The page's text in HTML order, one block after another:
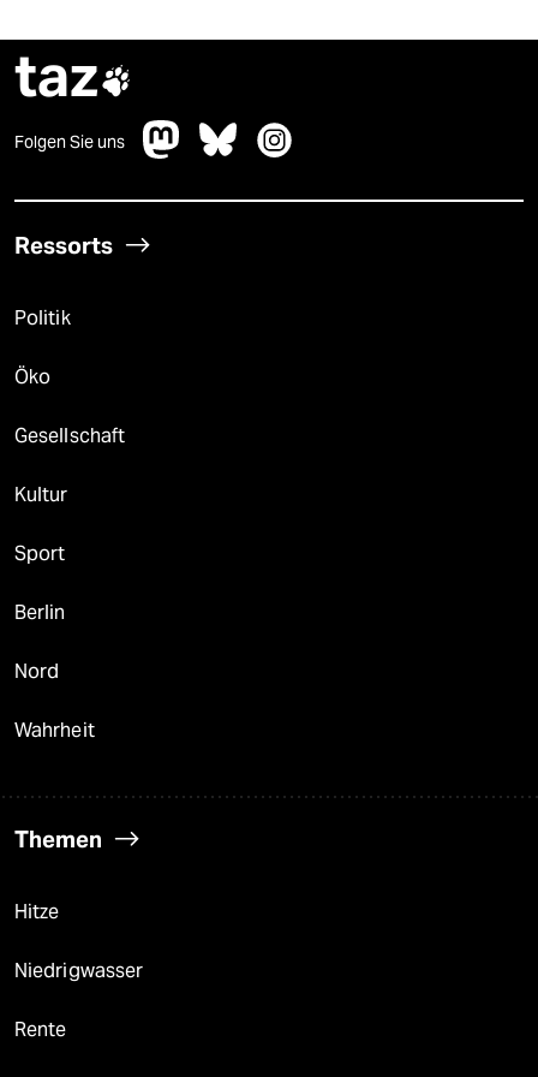
taz
Folgen Sie uns
Ressorts
Politik
Öko
Gesellschaft
Kultur
Sport
Berlin
Nord
Wahrheit
Themen
Hitze
Niedrigwasser
Rente